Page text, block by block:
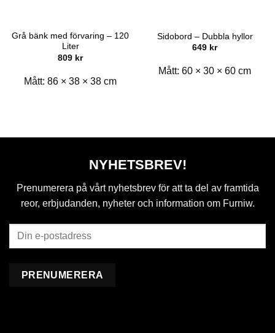
Grå bänk med förvaring – 120
Liter
809 kr
Mått: 86 × 38 × 38 cm
Sidobord – Dubbla hyllor
649 kr
Mått: 60 × 30 × 60 cm
NYHETSBREV!
Prenumerera på vårt nyhetsbrev för att ta del av framtida
reor, erbjudanden, nyheter och information om Furniw.